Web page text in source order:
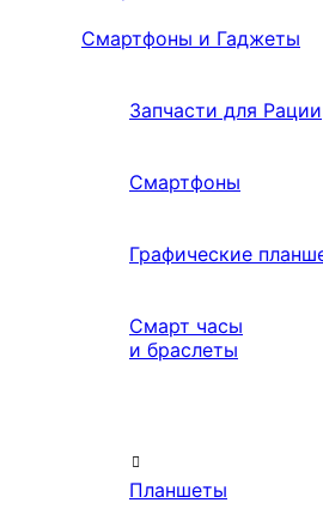
Смартфоны и Гаджеты
Запчасти для Рации
Смартфоны
Графические
Смарт часы
и браслеты
Планшеты